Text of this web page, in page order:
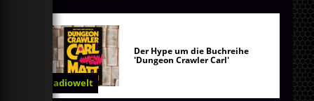
Radiowelt
Der Hype um die Buchreihe
'Dungeon Crawler Carl'